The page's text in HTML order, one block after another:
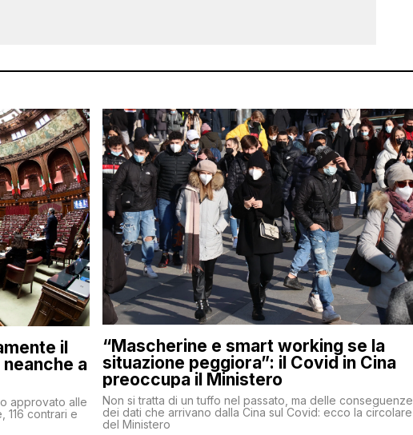
il
a
approvato alle
116 contrari e
“Mascherine e smart working se la
situazione peggiora”: il Covid in Cina
preoccupa il Ministero
Non si tratta di un tuffo nel passato, ma delle conseguenze
dei dati che arrivano dalla Cina sul Covid: ecco la circolare
del Ministero